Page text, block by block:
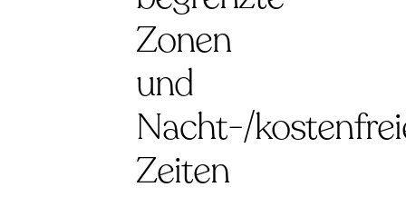
Zonen
und
Nacht-/
Zeiten